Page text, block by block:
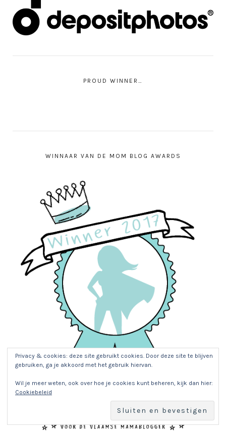
PROUD WINNER…
WINNAAR VAN DE MOM BLOG AWARDS
Privacy & cookies: deze site gebruikt cookies. Door deze site te blijven
gebruiken, ga je akkoord met het gebruik hiervan.
Wil je meer weten, ook over hoe je cookies kunt beheren, kijk dan hier:
Cookiebeleid